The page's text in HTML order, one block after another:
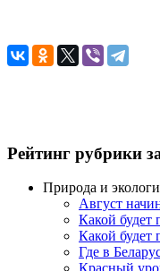
Рейтинг рубрики
Природа и
Август
Какой будет
Какой будет
Где в